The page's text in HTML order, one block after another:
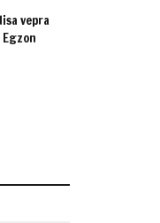
vepra